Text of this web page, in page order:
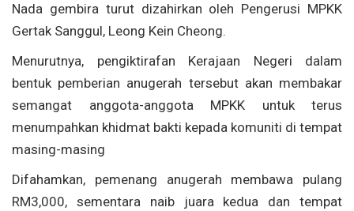
Nada gembira turut dizahirkan oleh Pengerusi MPKK
Gertak Sanggul, Leong Kein Cheong.
Menurutnya, pengiktirafan Kerajaan Negeri dalam
bentuk pemberian anugerah tersebut akan membakar
semangat anggota-anggota MPKK untuk terus
menumpahkan khidmat bakti kepada komuniti di tempat
masing-masing
Difahamkan, pemenang anugerah membawa pulang
RM3,000, sementara naib juara kedua dan tempat